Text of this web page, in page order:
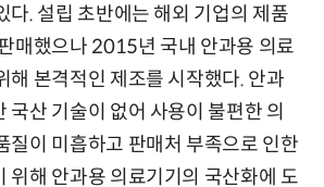
다. 설립 초반에는 해외 기업의 제품
매했으나 2015년 국내 안과용 의료
해 본격적인 제조를 시작했다. 안과
국산 기술이 없어 사용이 불편한 의
질이 미흡하고 판매처 부족으로 인한
위해 안과용 의료기기의 국산화에 도